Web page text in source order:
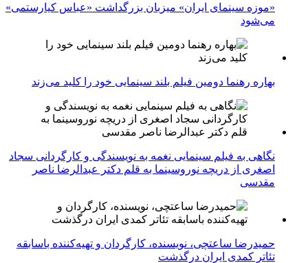
«موزه سینمای ایران» میزبان بزرگداشت «عباس کیارستمی»
می‌شود
بهاره رهنما دومین فیلم بلند سینمایی خود را کلید می‌زند
نگاهی به فیلم سینمایی نغمه به نویسندگی و کارگردانی سجاد
اصغری از دریچه نوروسینما به قلم دکتر عبدالرضا ناصر
مقدسی
حمیدرضا ساعتچی، نویسنده، کارگردان و تهیه‌کننده باسابقه
تئاتر کمدی ایران درگذشت